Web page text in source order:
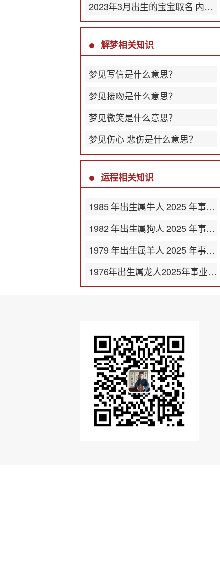
2023年3月出生的宝宝取名 内涵丰富的名字
解梦相关知识
梦见写信是什么意思？
梦见接吻是什么意思？
梦见微笑是什么意思？
梦见伤心 悲伤是什么意思？
运程相关知识
1985 年出生属牛人 2025 年事业运势
1982 年出生属狗人 2025 年事业运势
1979 年出生属羊人 2025 年事业运势
1976年出生属龙人2025年事业运势